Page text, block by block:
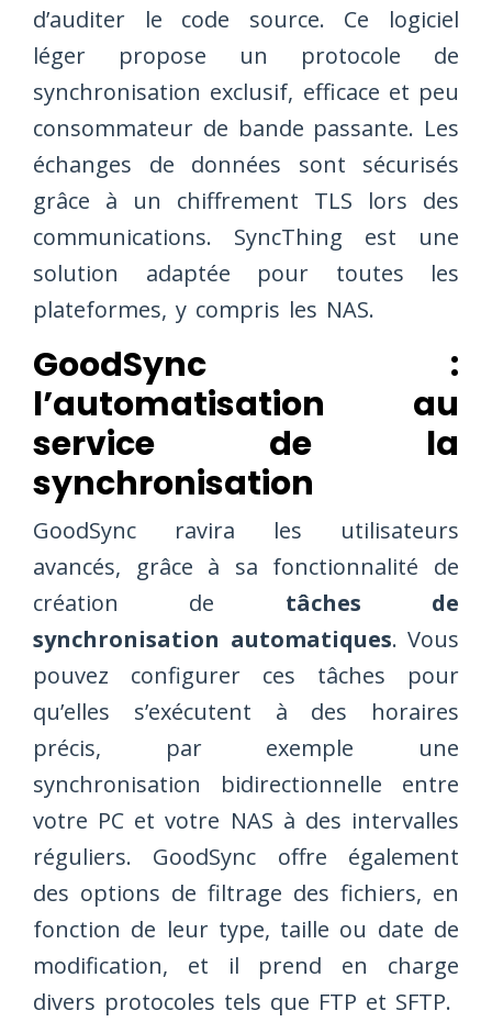
d’auditer le code source. Ce logiciel
léger propose un protocole de
synchronisation exclusif, efficace et peu
consommateur de bande passante. Les
échanges de données sont sécurisés
grâce à un chiffrement TLS lors des
communications. SyncThing est une
solution adaptée pour toutes les
plateformes, y compris les NAS.
GoodSync :
l’automatisation au
service de la
synchronisation
GoodSync ravira les utilisateurs
avancés, grâce à sa fonctionnalité de
création de tâches de
synchronisation automatiques. Vous
pouvez configurer ces tâches pour
qu’elles s’exécutent à des horaires
précis, par exemple une
synchronisation bidirectionnelle entre
votre PC et votre NAS à des intervalles
réguliers. GoodSync offre également
des options de filtrage des fichiers, en
fonction de leur type, taille ou date de
modification, et il prend en charge
divers protocoles tels que FTP et SFTP.